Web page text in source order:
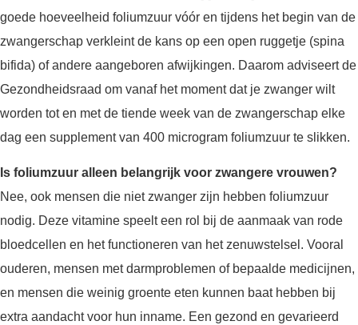
goede hoeveelheid foliumzuur vóór en tijdens het begin van de
zwangerschap verkleint de kans op een open ruggetje (spina
bifida) of andere aangeboren afwijkingen. Daarom adviseert de
Gezondheidsraad om vanaf het moment dat je zwanger wilt
worden tot en met de tiende week van de zwangerschap elke
dag een supplement van 400 microgram foliumzuur te slikken.
Is foliumzuur alleen belangrijk voor zwangere vrouwen?
Nee, ook mensen die niet zwanger zijn hebben foliumzuur
nodig. Deze vitamine speelt een rol bij de aanmaak van rode
bloedcellen en het functioneren van het zenuwstelsel. Vooral
ouderen, mensen met darmproblemen of bepaalde medicijnen,
en mensen die weinig groente eten kunnen baat hebben bij
extra aandacht voor hun inname. Een gezond en gevarieerd